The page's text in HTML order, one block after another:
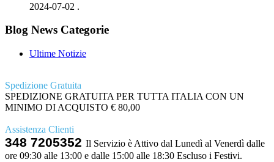
2024-07-02 .
Blog News Categorie
Ultime Notizie
Spedizione Gratuita
SPEDIZIONE GRATUITA PER TUTTA ITALIA CON UN
MINIMO DI ACQUISTO € 80,00
Assistenza Clienti
348 7205352 Il Servizio è Attivo dal Lunedì al Venerdì dalle
ore 09:30 alle 13:00 e dalle 15:00 alle 18:30 Escluso i Festivi.